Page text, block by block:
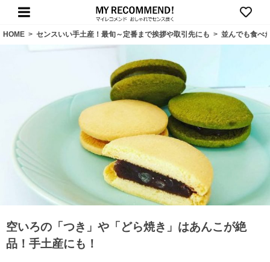
HOME > センスいい手土産！最旬～定番まで挨拶や取引先にも > 並んでも食べ
空いろの「つき」や「どら焼き」はあんこが絶
品！手土産にも！